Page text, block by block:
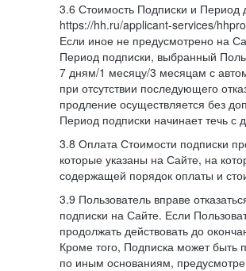
3.6 Стоимость Подписки и Период
https://hh.ru/applicant-services/
Если иное не предусмотрено на
Период подписки, выбранный
7 дням/1 месяцу/3 месяцам с
при отсутствии последующего
продление осуществляется без
Период подписки начинает течь с
3.8 Оплата Стоимости подписки
которые указаны на Сайте, на
содержащей порядок оплаты и
3.9 Пользователь вправе
подписки на Сайте. Если
продолжать действовать до
Кроме того, Подписка может
по иным основаниям,